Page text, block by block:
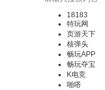
18183
特玩网
页游天下
核弹头
畅玩APP
畅玩夺宝
K电竞
啪嗒